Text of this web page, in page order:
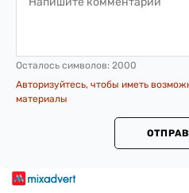
Осталось символов: 2000
Авторизуйтесь, чтобы иметь
материалы